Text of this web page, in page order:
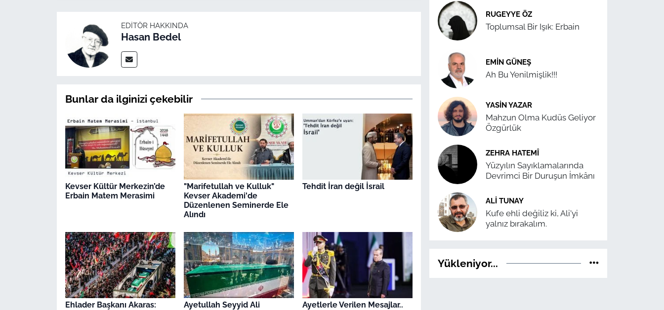
EDITÖR HAKKINDA
Hasan Bedel
Bunlar da ilginizi çekebilir
Kevser Kültür Merkezin’de
Erbain Matem Merasimi
"Marifetullah ve Kulluk"
Kevser Akademi'de
Düzenlenen Seminerde Ele
Alındı
Tehdit İran değil İsrail
Ehlader Başkanı Akaras:
Ayetullah Seyyid Ali
Ayetlerle Verilen Mesajlar..
RUGEYYE ÖZ
Toplumsal Bir Işık: Erbain
EMIN GÜNEŞ
Ah Bu Yenilmişlik!!!
YASIN YAZAR
Mahzun Olma Kudüs Geliyor
Özgürlük
ZEHRA HATEMÎ
Yüzyılın Sayıklamalarında
Devrimci Bir Duruşun İmkânı
ALI TUNAY
Kufe ehli değiliz ki, Ali'yi
yalnız bırakalım.
Yükleniyor...